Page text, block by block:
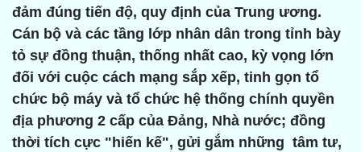
đảm đúng tiến độ, quy định của Trung ương.
Cán bộ và các tầng lớp nhân dân trong tỉnh bày
tỏ sự đồng thuận, thống nhất cao, kỳ vọng lớn
đối với cuộc cách mạng sắp xếp, tinh gọn tổ
chức bộ máy và tổ chức hệ thống chính quyền
địa phương 2 cấp của Đảng, Nhà nước; đồng
thời tích cực "hiến kế", gửi gắm những tâm tư,